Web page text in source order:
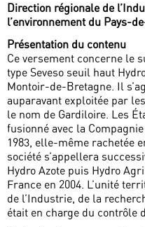
Direction régionale de
l’environnement du Pays-
Présentation du contenu
Ce versement concerne le
type Seveso seuil haut
Montoir-de-Bretagne. Il
auparavant exploitée par
le nom de Gardiloire. Les
fusionné avec la
1983, elle-même rachetée
société s’appellera
Hydro Azote puis Hydro
France en 2004. L’unité
de l’Industrie, de la
était en charge du contrôle